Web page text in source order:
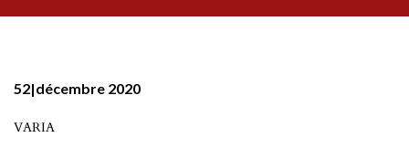
52|décembre 2020
VARIA